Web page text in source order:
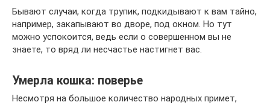
Бывают случаи, когда трупик, подкидывают к вам тайно,
например, закапывают во дворе, под окном. Но тут
можно успокоится, ведь если о совершенном вы не
знаете, то вряд ли несчастье настигнет вас.
Умерла кошка: поверье
Несмотря на большое количество народных примет,